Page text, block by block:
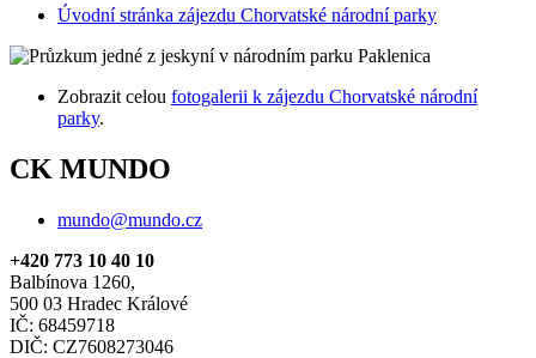
Úvodní stránka zájezdu Chorvatské národní parky
Zobrazit celou fotogalerii k zájezdu Chorvatské národní
parky.
CK MUNDO
mundo@mundo.cz
+420 773 10 40 10
Balbínova 1260,
500 03 Hradec Králové
IČ: 68459718
DIČ: CZ7608273046